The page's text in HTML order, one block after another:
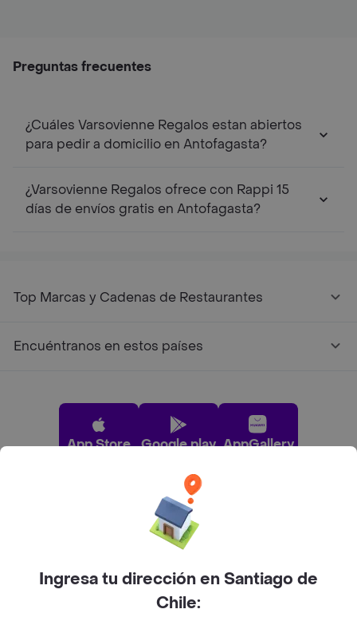
Preguntas frecuentes
¿Cuáles Varsovienne Regalos estan abiertos
para pedir a domicilio en Antofagasta?
¿Varsovienne Regalos ofrece con Rappi 15
días de envíos gratis en Antofagasta?
Top Marcas y Cadenas de Restaurantes
Encuéntranos en estos países
App Store Google play AppGallery
Pide tu comida favorita cerca de ti
Categorías
Ingresa tu dirección en Santiago de
Chile: